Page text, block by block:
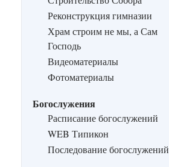
Реконструкция гимназии
Храм строим не мы, а Сам
Господь
Видеоматериалы
Фотоматериалы
Богослужения
Расписание богослужений
WEB Типикон
Последование богослужений